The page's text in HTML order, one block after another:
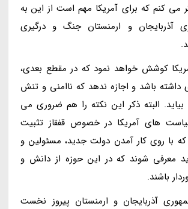
کنم که برای آمریکا مهم است از این به
آذربایجان و ارمنستان جنگ و درگیری
کوشش خواهد نمود که در مقطع بعدی،
باشد و اجازه ندهد که ناامنی و تنش
البته ذکر این نکته را هم ضروری می
های آمریکا در خصوص قفقاز تثبیت
با روی کار آمدن دولت جدید، مسئولین و
معرفی شوند که در این حوزه از دانش و
باشند.
آذربایجان و ارمنستان پیروز نخست